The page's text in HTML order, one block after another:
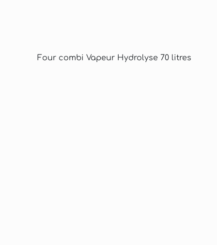
Four combi Vapeur Hydrolyse 70 litres